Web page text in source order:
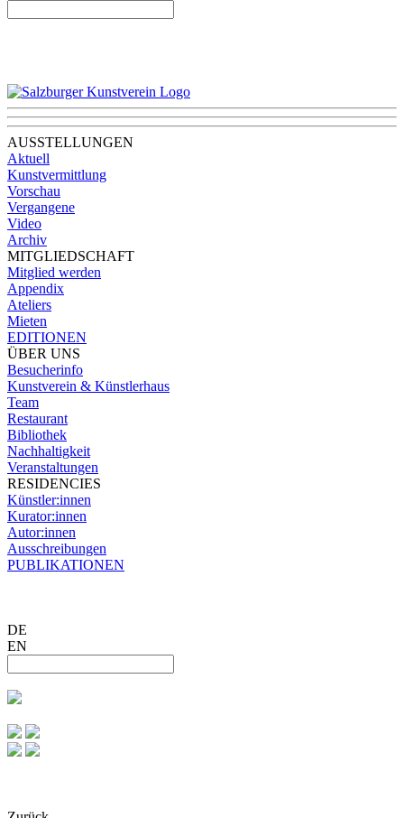
AUSSTELLUNGEN
Aktuell
Kunstvermittlung
Vorschau
Vergangene
Video
Archiv
MITGLIEDSCHAFT
Mitglied werden
Appendix
Ateliers
Mieten
EDITIONEN
ÜBER UNS
Besucherinfo
Kunstverein & Künstlerhaus
Team
Restaurant
Bibliothek
Nachhaltigkeit
Veranstaltungen
RESIDENCIES
Künstler:innen
Kurator:innen
Autor:innen
Ausschreibungen
PUBLIKATIONEN
DE
EN